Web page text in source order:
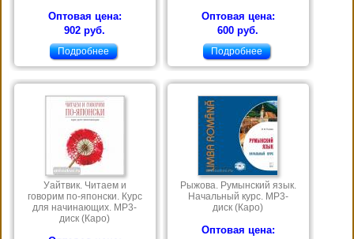
Оптовая цена:
902 руб.
Подробнее
Оптовая цена:
600 руб.
Подробнее
Уайтвик. Читаем и
говорим по-японски. Курс
для начинающих. МР3-
диск (Каро)
Рыжова. Румынский язык.
Начальный курс. МР3-
диск (Каро)
Оптовая цена: